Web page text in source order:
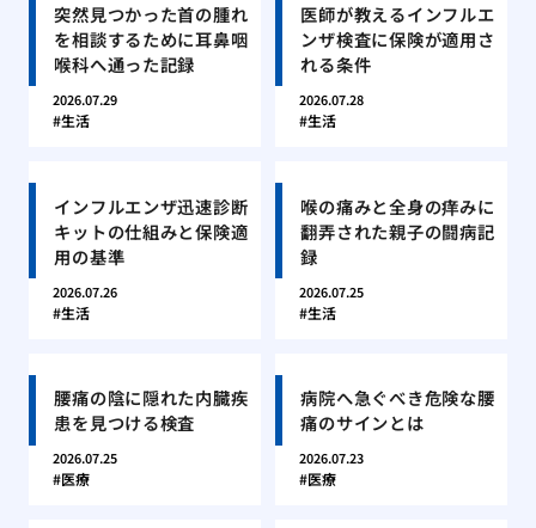
突然見つかった首の腫れ
を相談するために耳鼻咽
喉科へ通った記録
2026.07.29
生活
医師が教えるインフルエ
ンザ検査に保険が適用さ
れる条件
2026.07.28
生活
インフルエンザ迅速診断
キットの仕組みと保険適
用の基準
2026.07.26
生活
喉の痛みと全身の痒みに
翻弄された親子の闘病記
録
2026.07.25
生活
腰痛の陰に隠れた内臓疾
患を見つける検査
2026.07.25
医療
病院へ急ぐべき危険な腰
痛のサインとは
2026.07.23
医療